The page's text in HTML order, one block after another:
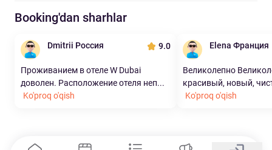
Booking'dan sharhlar
Dmitrii Россия 9.0
Проживанием в отеле W Dubai
доволен. Расположение отеля неп...
Ko'proq o'qish
Elena Франция
Великолепно
красивый, новый,
Ko'proq o'qish